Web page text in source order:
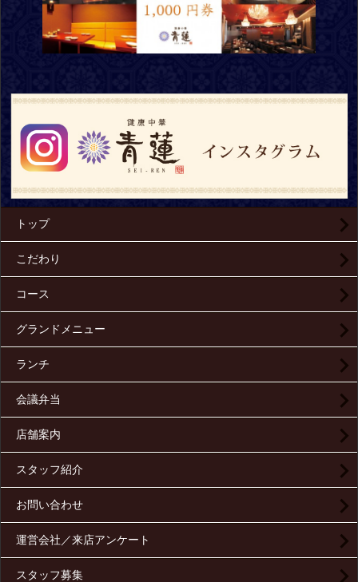
トップ
こだわり
コース
グランドメニュー
ランチ
会議弁当
店舗案内
スタッフ紹介
お問い合わせ
運営会社／来店アンケート
スタッフ募集